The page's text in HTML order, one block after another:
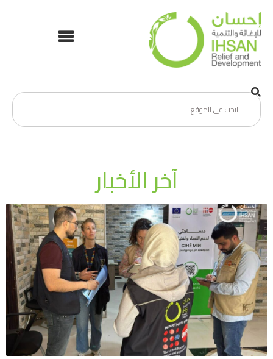
آخر الأخبار